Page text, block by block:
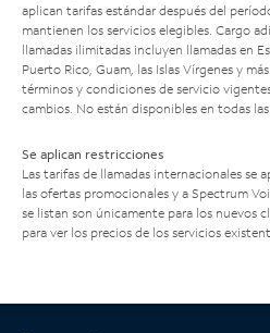
aplican tarifas estándar después del
mantienen los servicios elegibles. Cargo
llamadas ilimitadas incluyen llamadas en
Puerto Rico, Guam, las Islas Vírgenes y
términos y condiciones de servicio
cambios. No están disponibles en todas
Se aplican restricciones
Las tarifas de llamadas internacionales se
las ofertas promocionales y a Spectrum
se listan son únicamente para los nuevos
para ver los precios de los servicios